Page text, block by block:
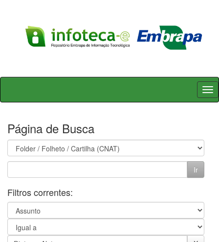
Skip
Página de Busca
Filtros correntes: